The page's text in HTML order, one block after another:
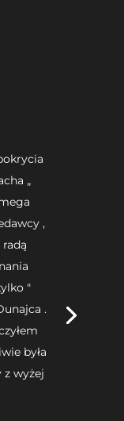
„
,
"
.
była
z wyżej